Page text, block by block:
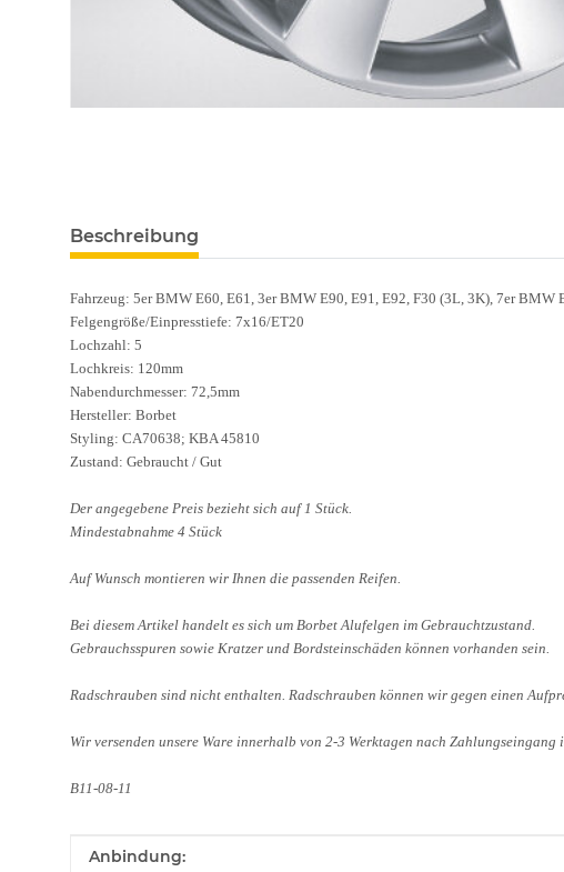
Beschreibung
Fahrzeug: 5er BMW E60, E61, 3er BMW E90, E91, E92, F30 (3L, 3K), 7er BMW
Felgengröße/Einpresstiefe: 7x16/ET20
Lochzahl: 5
Lochkreis: 120mm
Nabendurchmesser: 72,5mm
Hersteller: Borbet
Styling: CA70638; KBA 45810
Zustand: Gebraucht / Gut
Der angegebene Preis bezieht sich auf 1 Stück.
Mindestabnahme 4 Stück
Auf Wunsch montieren wir Ihnen die passenden Reifen.
Bei diesem Artikel handelt es sich um Borbet Alufelgen im Gebrauchtzustand.
Gebrauchsspuren sowie Kratzer und Bordsteinschäden können vorhanden sein.
Radschrauben sind nicht enthalten. Radschrauben können wir gegen einen
Wir versenden unsere Ware innerhalb von 2-3 Werktagen nach
B11-08-11
Produkteigenschaft
Wert
Anbindung: